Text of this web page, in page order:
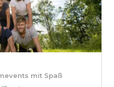
mit Spaß